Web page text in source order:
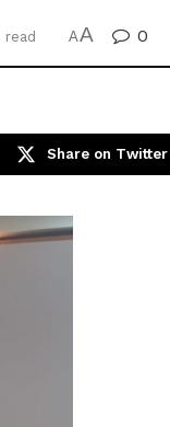
read AA 0
Share on Twitter